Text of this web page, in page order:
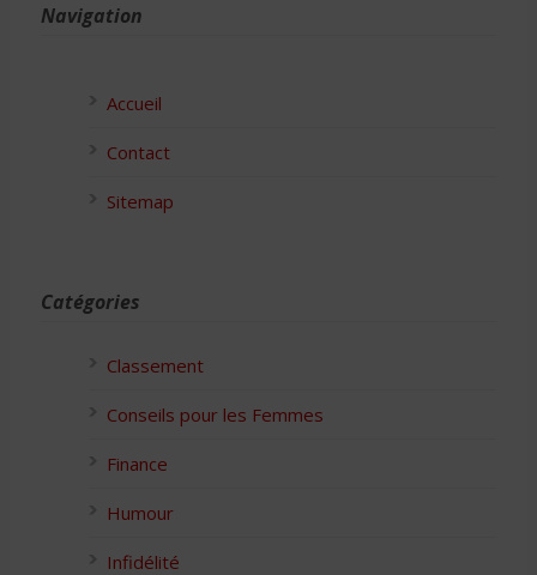
Navigation
Accueil
Contact
Sitemap
Catégories
Classement
Conseils pour les Femmes
Finance
Humour
Infidélité